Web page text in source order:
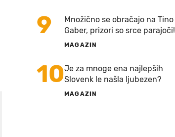
9
Množično se obračajo na Tino
Gaber, prizori so srce parajoči!
MAGAZIN
10Je za mnoge ena najlepših
Slovenk le našla ljubezen?
MAGAZIN